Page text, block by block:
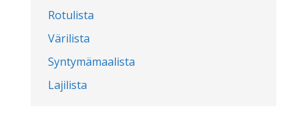
Rotulista
Värilista
Syntymämaalista
Lajilista